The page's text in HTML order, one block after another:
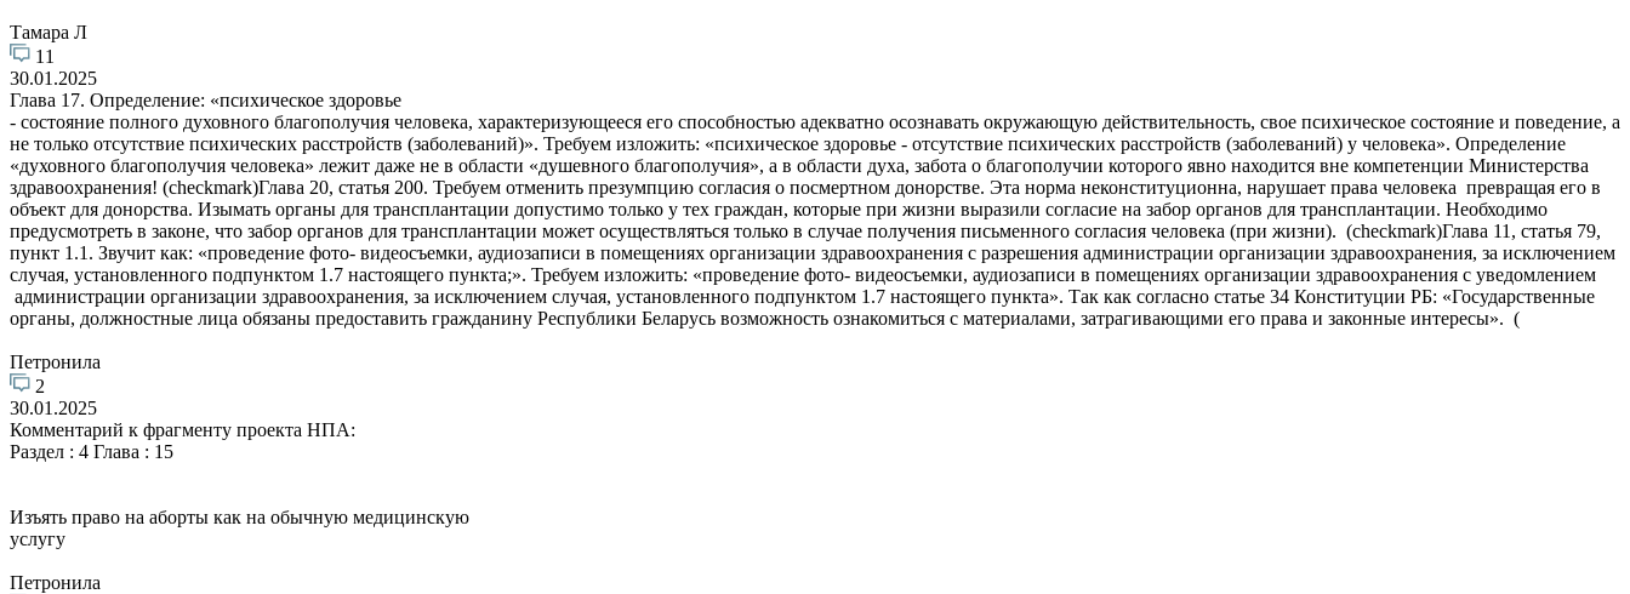
Тамара Л
11
30.01.2025
Глава 17. Определение: «психическое здоровье
- состояние полного духовного благополучия человека, характеризующееся его способностью адекватно осознавать окружающую действительность, свое психическое состояние и поведение, а
не только отсутствие психических расстройств (заболеваний)». Требуем изложить: «психическое здоровье - отсутствие психических расстройств (заболеваний) у человека». Определение
«духовного благополучия человека» лежит даже не в области «душевного благополучия», а в области духа, забота о благополучии которого явно находится вне компетенции Министерства
здравоохранения! (checkmark)Глава 20, статья 200. Требуем отменить презумпцию согласия о посмертном донорстве. Эта норма неконституционна, нарушает права человека превращая его в
объект для донорства. Изымать органы для трансплантации допустимо только у тех граждан, которые при жизни выразили согласие на забор органов для трансплантации. Необходимо
предусмотреть в законе, что забор органов для трансплантации может осуществляться только в случае получения письменного согласия человека (при жизни). (checkmark)Глава 11, статья 79,
пункт 1.1. Звучит как: «проведение фото- видеосъемки, аудиозаписи в помещениях организации здравоохранения с разрешения администрации организации здравоохранения, за исключением
случая, установленного подпунктом 1.7 настоящего пункта;». Требуем изложить: «проведение фото- видеосъемки, аудиозаписи в помещениях организации здравоохранения с уведомлением
администрации организации здравоохранения, за исключением случая, установленного подпунктом 1.7 настоящего пункта». Так как согласно статье 34 Конституции РБ: «Государственные
органы, должностные лица обязаны предоставить гражданину Республики Беларусь возможность ознакомиться с материалами, затрагивающими его права и законные интересы». (
Петронила
2
30.01.2025
Комментарий к фрагменту проекта НПА:
Раздел : 4 Глава : 15
Изъять право на аборты как на обычную медицинскую
услугу
Петронила